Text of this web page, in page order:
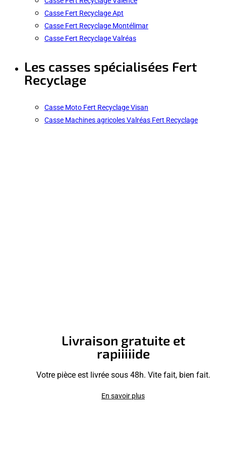
Casse Fert Recyclage Apt
Casse Fert Recyclage Montélimar
Casse Fert Recyclage Valréas
Les casses spécialisées Fert
Recyclage
Casse Moto Fert Recyclage Visan
Casse Machines agricoles Valréas Fert Recyclage
Livraison gratuite et
rapiiiiide
Votre pièce est livrée sous 48h. Vite fait, bien fait.
En savoir plus